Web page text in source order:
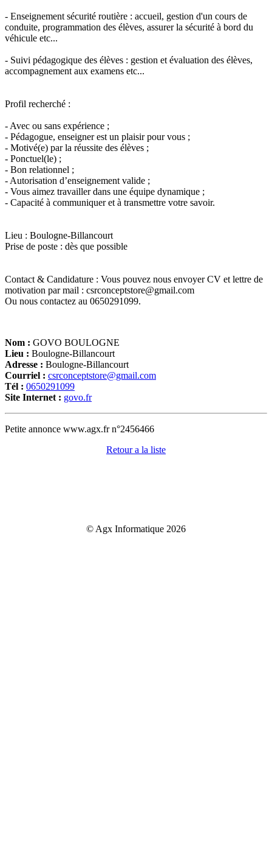
- Enseignement sécurité routière : accueil, gestion d'un cours de
conduite, programmation des élèves, assurer la sécurité à bord du
véhicule etc...
- Suivi pédagogique des élèves : gestion et évaluation des élèves,
accompagnement aux examens etc...
Profil recherché :
- Avec ou sans expérience ;
- Pédagogue, enseigner est un plaisir pour vous ;
- Motivé(e) par la réussite des élèves ;
- Ponctuel(le) ;
- Bon relationnel ;
- Autorisation d’enseignement valide ;
- Vous aimez travailler dans une équipe dynamique ;
- Capacité à communiquer et à transmettre votre savoir.
Lieu : Boulogne-Billancourt
Prise de poste : dès que possible
Contact & Candidature : Vous pouvez nous envoyer CV et lettre de
motivation par mail : csrconceptstore@gmail.com
Ou nous contactez au 0650291099.
Nom : GOVO BOULOGNE
Lieu : Boulogne-Billancourt
Adresse : Boulogne-Billancourt
Courriel : csrconceptstore@gmail.com
Tél : 0650291099
Site Internet : govo.fr
Petite annonce www.agx.fr n°2456466
Retour a la liste
© Agx Informatique 2026